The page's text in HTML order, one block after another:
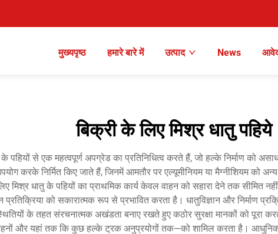
मुख्यपृष्ठ हमारे बारे में उत्पाद News
बिक्री के लिए मिश्र धातु पहिये
पहियों से एक महत्वपूर्ण अपग्रेड का प्रतिनिधित्व करते हैं, जो हल्के निर्माण को
करके निर्मित किए जाते हैं, जिनमें आमतौर पर एल्यूमीनियम या मैग्नीशियम को
मिश्र धातु के पहियों का प्राथमिक कार्य केवल वाहन को सहारा देने तक सीमित
को सकारात्मक रूप से प्रभावित करता है। धातुविज्ञान और निर्माण
के तहत संरचनात्मक अखंडता बनाए रखते हुए कठोर सुरक्षा मानकों को पूरा
और यहां तक कि कुछ हल्के ट्रक अनुप्रयोगों तक—को शामिल करता है। आधुनिक